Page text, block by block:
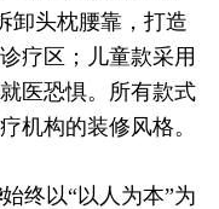
卸头枕腰靠，打造
疗区；儿童款采用
医恐惧。所有款式
机构的装修风格。
始终以“以人为本”为